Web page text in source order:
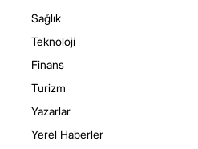
Sağlık
Teknoloji
Finans
Turizm
Yazarlar
Yerel Haberler